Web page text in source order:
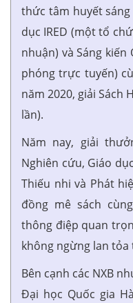
thức tâm huyết
dục IRED (một tổ
nhuận) và Sáng
phóng trực tuyến)
năm 2020, giải Sách
lần).
Năm nay, giải
Nghiên cứu, Giáo
Thiếu nhi và Phát
đồng mê sách
thông điệp quan
không ngừng lan
Bên cạnh các NXB
Đại học Quốc gia